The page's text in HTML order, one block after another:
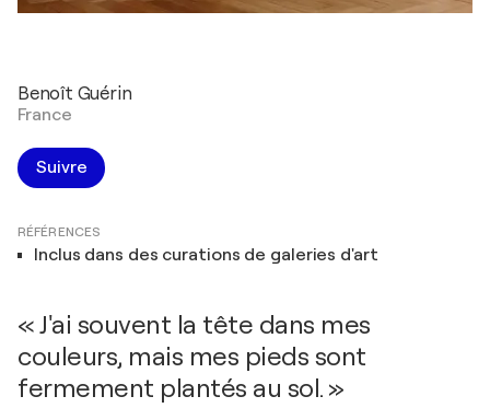
Benoît Guérin
France
Suivre
RÉFÉRENCES
Inclus dans des curations de galeries d'art
« J'ai souvent la tête dans mes
couleurs, mais mes pieds sont
fermement plantés au sol. »